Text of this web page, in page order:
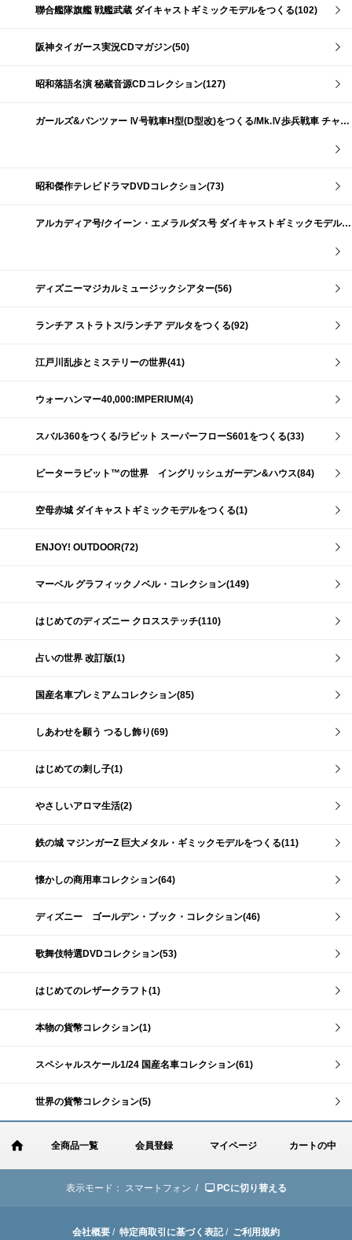
聯合艦隊旗艦 戦艦武蔵 ダイキャストギミックモデルをつくる(102)
阪神タイガース実況CDマガジン(50)
昭和落語名演 秘蔵音源CDコレクション(127)
ガールズ&パンツァー Ⅳ号戦車H型(D型改)をつくる/Mk.Ⅳ歩兵戦車 チャーチルMk.Ⅶをつくる(191)
昭和傑作テレビドラマDVDコレクション(73)
アルカディア号/クイーン・エメラルダス号 ダイキャストギミックモデルをつくる(159)
ディズニーマジカルミュージックシアター(56)
ランチア ストラトス/ランチア デルタをつくる(92)
江戸川乱歩とミステリーの世界(41)
ウォーハンマー40,000:IMPERIUM(4)
スバル360をつくる/ラビット スーパーフローS601をつくる(33)
ピーターラビット™の世界 イングリッシュガーデン&ハウス(84)
空母赤城 ダイキャストギミックモデルをつくる(1)
ENJOY! OUTDOOR(72)
マーベル グラフィックノベル・コレクション(149)
はじめてのディズニー クロスステッチ(110)
占いの世界 改訂版(1)
国産名車プレミアムコレクション(85)
しあわせを願う つるし飾り(69)
はじめての刺し子(1)
やさしいアロマ生活(2)
鉄の城 マジンガーZ 巨大メタル・ギミックモデルをつくる(11)
懐かしの商用車コレクション(64)
ディズニー ゴールデン・ブック・コレクション(46)
歌舞伎特選DVDコレクション(53)
はじめてのレザークラフト(1)
本物の貨幣コレクション(1)
スペシャルスケール1/24 国産名車コレクション(61)
世界の貨幣コレクション(5)
全商品一覧 会員登録 マイページ カートの中
表示モード： スマートフォン / PCに切り替える
会社概要 / 特定商取引に基づく表記/ ご利用規約